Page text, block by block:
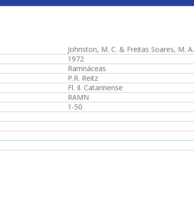
Johnston, M. C. & Freitas Soares, M. A.
1972
Ramnáceas
P.R. Reitz
Fl. Il. Catarinense
RAMN
1-50